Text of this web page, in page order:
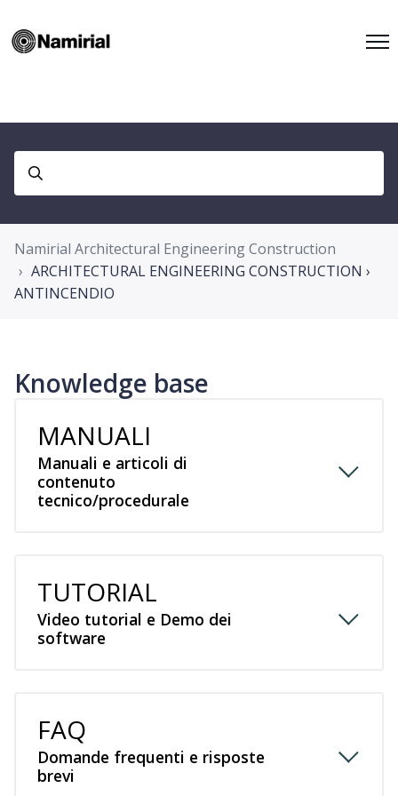
Namirial Architectural Engineering Construction
ARCHITECTURAL ENGINEERING CONSTRUCTION ›
ANTINCENDIO
Knowledge base
MANUALI
Manuali e articoli di
contenuto
tecnico/procedurale
TUTORIAL
Video tutorial e Demo dei
software
FAQ
Domande frequenti e risposte
brevi